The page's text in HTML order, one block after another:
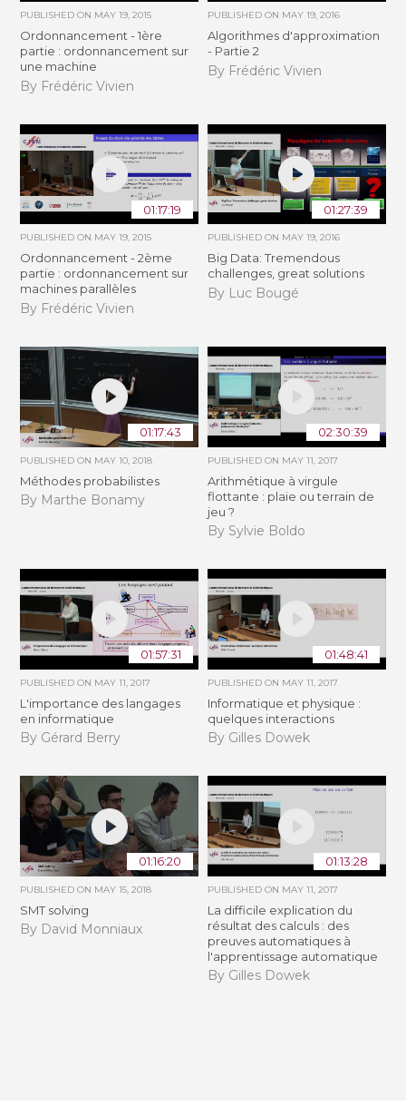
PUBLISHED ON MAY 19, 2015
Ordonnancement - 1ère
partie : ordonnancement sur
une machine
By Frédéric Vivien
PUBLISHED ON MAY 19, 2016
Algorithmes d'approximation
- Partie 2
By Frédéric Vivien
01:17:19
PUBLISHED ON MAY 19, 2015
Ordonnancement - 2ème
partie : ordonnancement sur
machines parallèles
By Frédéric Vivien
01:27:39
PUBLISHED ON MAY 19, 2016
Big Data: Tremendous
challenges, great solutions
By Luc Bougé
01:17:43
PUBLISHED ON MAY 10, 2018
Méthodes probabilistes
By Marthe Bonamy
02:30:39
PUBLISHED ON MAY 11, 2017
Arithmétique à virgule
flottante : plaie ou terrain de
jeu ?
By Sylvie Boldo
01:57:31
PUBLISHED ON MAY 11, 2017
L'importance des langages
en informatique
By Gérard Berry
01:48:41
PUBLISHED ON MAY 11, 2017
Informatique et physique :
quelques interactions
By Gilles Dowek
01:16:20
PUBLISHED ON MAY 15, 2018
SMT solving
By David Monniaux
01:13:28
PUBLISHED ON MAY 11, 2017
La difficile explication du
résultat des calculs : des
preuves automatiques à
l'apprentissage automatique
By Gilles Dowek